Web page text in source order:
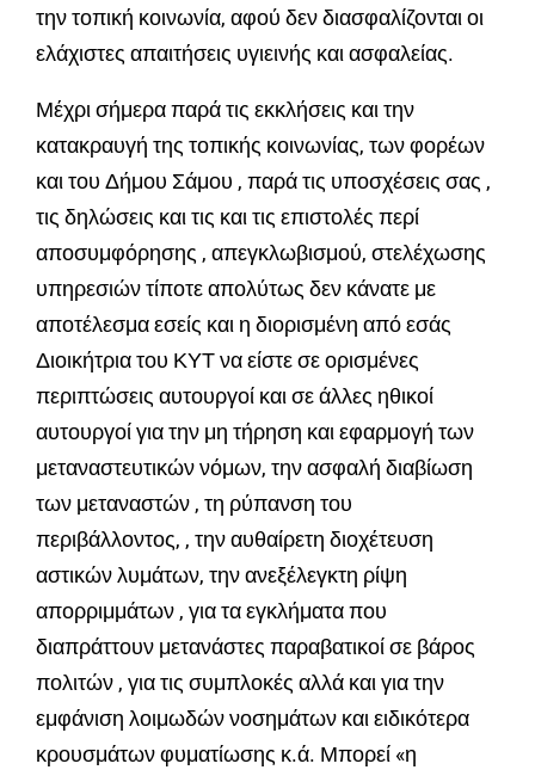
την τοπική κοινωνία, αφού δεν διασφαλίζονται οι
ελάχιστες απαιτήσεις υγιεινής και ασφαλείας.
Μέχρι σήμερα παρά τις εκκλήσεις και την
κατακραυγή της τοπικής κοινωνίας, των φορέων
και του Δήμου Σάμου , παρά τις υποσχέσεις σας ,
τις δηλώσεις και τις και τις επιστολές περί
αποσυμφόρησης , απεγκλωβισμού, στελέχωσης
υπηρεσιών τίποτε απολύτως δεν κάνατε με
αποτέλεσμα εσείς και η διορισμένη από εσάς
Διοικήτρια του ΚΥΤ να είστε σε ορισμένες
περιπτώσεις αυτουργοί και σε άλλες ηθικοί
αυτουργοί για την μη τήρηση και εφαρμογή των
μεταναστευτικών νόμων, την ασφαλή διαβίωση
των μεταναστών , τη ρύπανση του
περιβάλλοντος, , την αυθαίρετη διοχέτευση
αστικών λυμάτων, την ανεξέλεγκτη ρίψη
απορριμμάτων , για τα εγκλήματα που
διαπράττουν μετανάστες παραβατικοί σε βάρος
πολιτών , για τις συμπλοκές αλλά και για την
εμφάνιση λοιμωδών νοσημάτων και ειδικότερα
κρουσμάτων φυματίωσης κ.ά. Μπορεί «η